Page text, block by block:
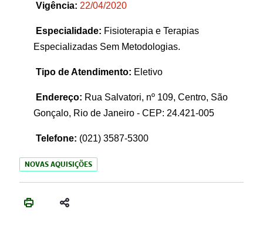
Vigência: 22/04/2020
Especialidade: Fisioterapia e Terapias
Especializadas Sem Metodologias.
Tipo de Atendimento: Eletivo
Endereço: Rua Salvatori, nº 109, Centro, São
Gonçalo, Rio de Janeiro - CEP: 24.421-005
Telefone: (021) 3587-5300
NOVAS AQUISIÇÕES